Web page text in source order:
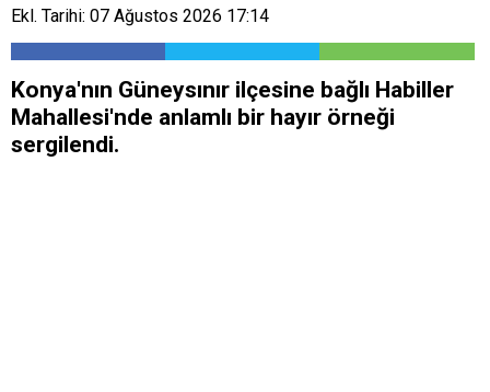
Ekl. Tarihi: 07 Ağustos 2026 17:14
Konya'nın Güneysınır ilçesine bağlı Habiller
Mahallesi'nde anlamlı bir hayır örneği
sergilendi.